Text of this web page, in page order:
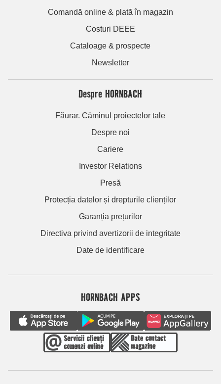
Comandă online & plată în magazin
Costuri DEEE
Cataloage & prospecte
Newsletter
Despre HORNBACH
Făurar. Căminul proiectelor tale
Despre noi
Cariere
Investor Relations
Presă
Protecția datelor și drepturile clienților
Garanția prețurilor
Directiva privind avertizorii de integritate
Date de identificare
HORNBACH APPS